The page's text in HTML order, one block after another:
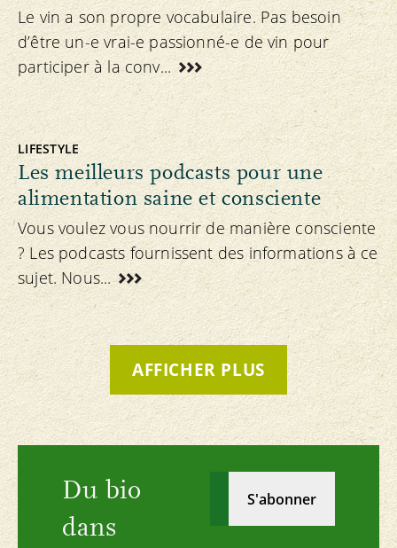
Le vin a son propre vocabulaire. Pas besoin
d’être un-e vrai-e passionné-e de vin pour
participer à la conv...
LIFESTYLE
Les meilleurs podcasts pour une
alimentation saine et consciente
Vous voulez vous nourrir de manière consciente
? Les podcasts fournissent des informations à ce
sujet. Nous...
AFFICHER PLUS
Du bio
dans